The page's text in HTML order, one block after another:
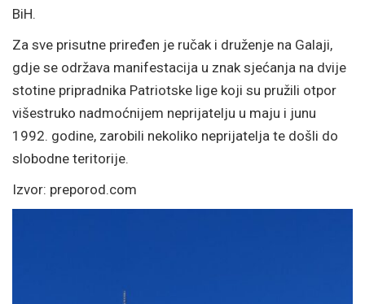
BiH.
Za sve prisutne priređen je ručak i druženje na Galaji,
gdje se održava manifestacija u znak sjećanja na dvije
stotine pripradnika Patriotske lige koji su pružili otpor
višestruko nadmoćnijem neprijatelju u maju i junu
1992. godine, zarobili nekoliko neprijatelja te došli do
slobodne teritorije.
Izvor: preporod.com